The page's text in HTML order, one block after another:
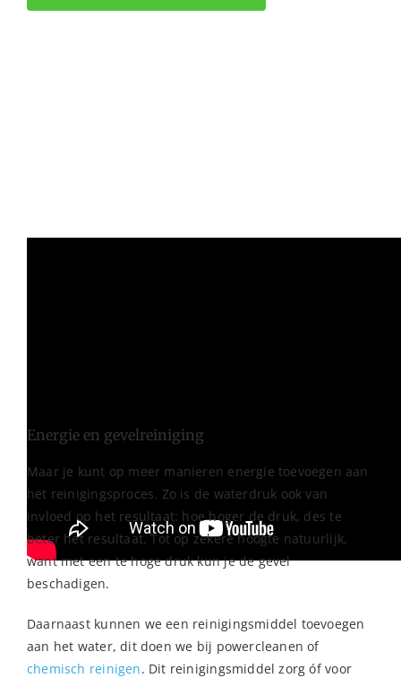
Energie en gevelreiniging
Maar je kunt op meer manieren energie toevoegen aan
het reinigingsproces. Zo is de waterdruk ook van
invloed op het resultaat: hoe hoger de druk, des te
beter het resultaat. Tot op zekere hoogte natuurlijk,
want met een te hoge druk kun je de gevel
beschadigen.
Daarnaast kunnen we een reinigingsmiddel toevoegen
aan het water, dit doen we bij powercleanen of
chemisch reinigen. Dit reinigingsmiddel zorg óf voor